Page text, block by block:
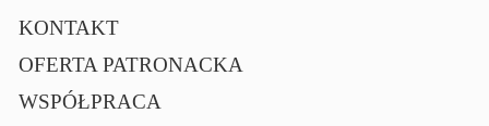
KONTAKT
OFERTA PATRONACKA
WSPÓŁPRACA